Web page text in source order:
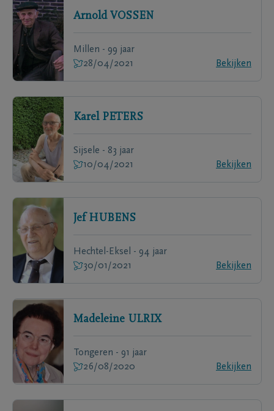
Arnold VOSSEN
Millen - 99 jaar
28/04/2021
Bekijken
Karel PETERS
Sijsele - 83 jaar
10/04/2021
Bekijken
Jef HUBENS
Hechtel-Eksel - 94 jaar
30/01/2021
Bekijken
Madeleine ULRIX
Tongeren - 91 jaar
26/08/2020
Bekijken